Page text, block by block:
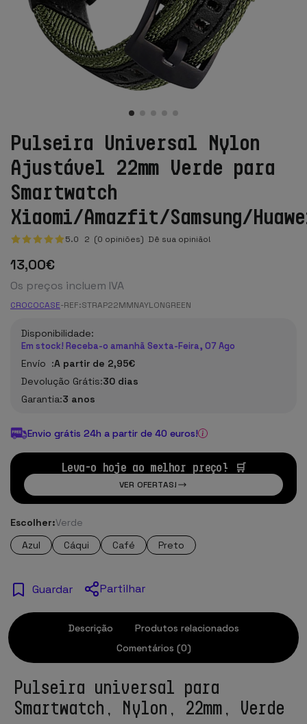
Pulseira Universal Nylon
Ajustável 22mm Verde para
Smartwatch
Xiaomi/Amazfit/Samsung/
5.0 2 (0 opiniões) Dê sua opinião!
13,00€
Os preços incluem IVA
CROCOCASE-REF:STRAP22MMNAYLONGREEN
Disponibilidade:
Em stock! Receba-o amanhã Sexta-Feira, 07 Ago
Envío :A partir de 2,95€
Devolução Grátis:30 dias
Garantia:3 anos
Envio grátis 24h a partir de 40 euros!
Leva-o hoje ao melhor preço! 🛒
VER OFERTAS!
Escolher:Verde
Azul
Cáqui Café Preto
Guardar Partilhar
Descrição
Produtos relacionados
Comentários (0)
Pulseira universal para
Smartwatch, Nylon, 22mm, Verde